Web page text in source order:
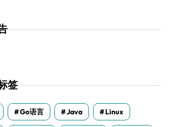
签
Go语言 Java Linux